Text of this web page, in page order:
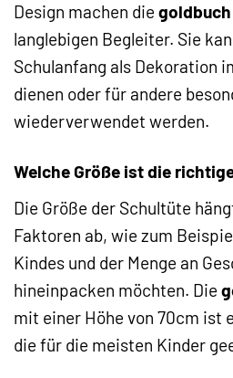
Design machen die
langlebigen Begleiter. Sie
Schulanfang als Dekoration
dienen oder für andere
wiederverwendet werden.
Welche Größe ist die
Die Größe der Schultüte
Faktoren ab, wie zum
Kindes und der Menge an
hineinpacken möchten. Die
mit einer Höhe von 70cm ist
die für die meisten Kinder